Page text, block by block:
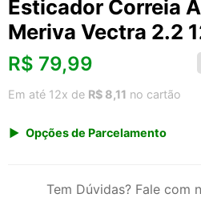
Esticador Correia
Meriva Vectra 2.2
R$ 79,99
Em até 12x de R$ 8,11 no cartão
Opções de Parcelamento
2x de R$ 43,05Tem Dúvidas? Fale com